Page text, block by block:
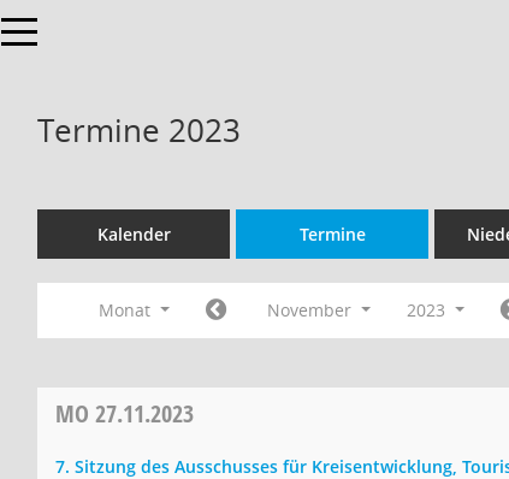
Toggle navigation
Termine 2023
Kalender Termine
Monat November 2023
MO 27.11.2023
7. Sitzung des Ausschusses für Kreisentwicklung,